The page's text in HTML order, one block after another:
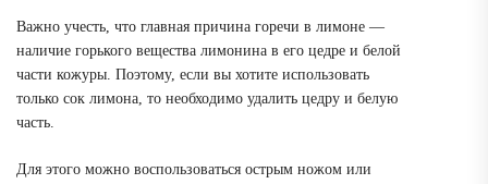
Важно учесть, что главная причина горечи в лимоне —
наличие горького вещества лимонина в его цедре и белой
части кожуры. Поэтому, если вы хотите использовать
только сок лимона, то необходимо удалить цедру и белую
часть.
Для этого можно воспользоваться острым ножом или